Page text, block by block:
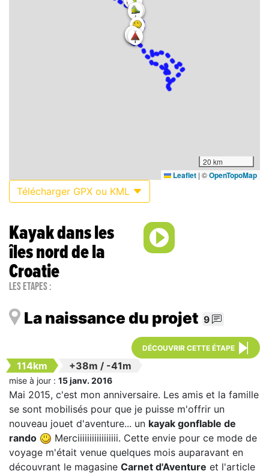
20 km
Leaflet | ©OpenTopoMap
Télécharger GPX ou KML
Kayak dans les
îles nord de la
Croatie
Les étapes :
La naissance du projet 9
DÉCOUVRIR CETTE ÉTAPE
114km +38m / -41m
mise à jour : 15 janv. 2016
Mai 2015, c'est mon anniversaire. Les amis et la famille
se sont mobilisés pour que je puisse m'offrir un
nouveau jouet d'aventure... un kayak gonflable de
rando
Merciiiiiiiiiiiiiiiii. Cette envie pour ce mode de
voyage m'était venue quelques mois auparavant en
découvrant le magasine Carnet d'Aventure et l'article